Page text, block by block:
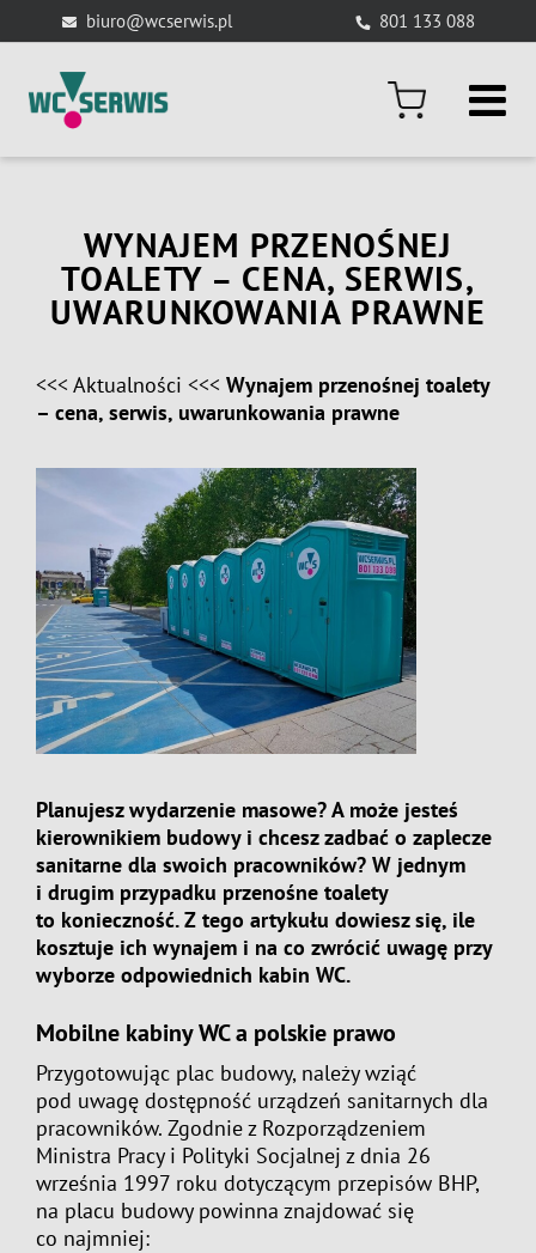
to
content
biuro@wcserwis.pl 801 133 088
WYNAJEM PRZENOŚNEJ
TOALETY – CENA, SERWIS,
UWARUNKOWANIA PRAWNE
<<< Aktualności <<< Wynajem przenośnej toalety
– cena, serwis, uwarunkowania prawne
View
Planujesz wydarzenie masowe? A może jesteś
kierownikiem budowy i chcesz zadbać o zaplecze
sanitarne dla swoich pracowników? W jednym
i drugim przypadku przenośne toalety
to konieczność. Z tego artykułu dowiesz się, ile
kosztuje ich wynajem i na co zwrócić uwagę przy
wyborze odpowiednich kabin WC.
Mobilne kabiny WC a polskie prawo
Przygotowując plac budowy, należy wziąć
pod uwagę dostępność urządzeń sanitarnych dla
pracowników. Zgodnie z Rozporządzeniem
Ministra Pracy i Polityki Socjalnej z dnia 26
września 1997 roku dotyczącym przepisów BHP,
na placu budowy powinna znajdować się
co najmniej: